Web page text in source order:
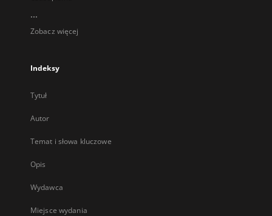
...
Zobacz więcej
Indeksy
Tytuł
Autor
Temat i słowa kluczowe
Opis
Wydawca
Miejsce wydania